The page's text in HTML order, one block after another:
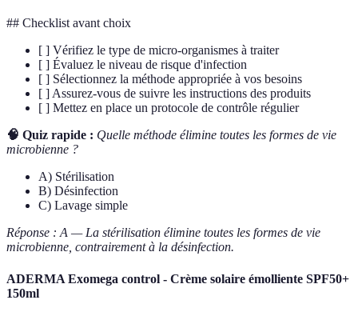
## Checklist avant choix
[ ] Vérifiez le type de micro-organismes à traiter
[ ] Évaluez le niveau de risque d'infection
[ ] Sélectionnez la méthode appropriée à vos besoins
[ ] Assurez-vous de suivre les instructions des produits
[ ] Mettez en place un protocole de contrôle régulier
🧠 Quiz rapide : Quelle méthode élimine toutes les formes de vie
microbienne ?
A) Stérilisation
B) Désinfection
C) Lavage simple
Réponse : A — La stérilisation élimine toutes les formes de vie
microbienne, contrairement à la désinfection.
ADERMA Exomega control - Crème solaire émolliente SPF50+
150ml